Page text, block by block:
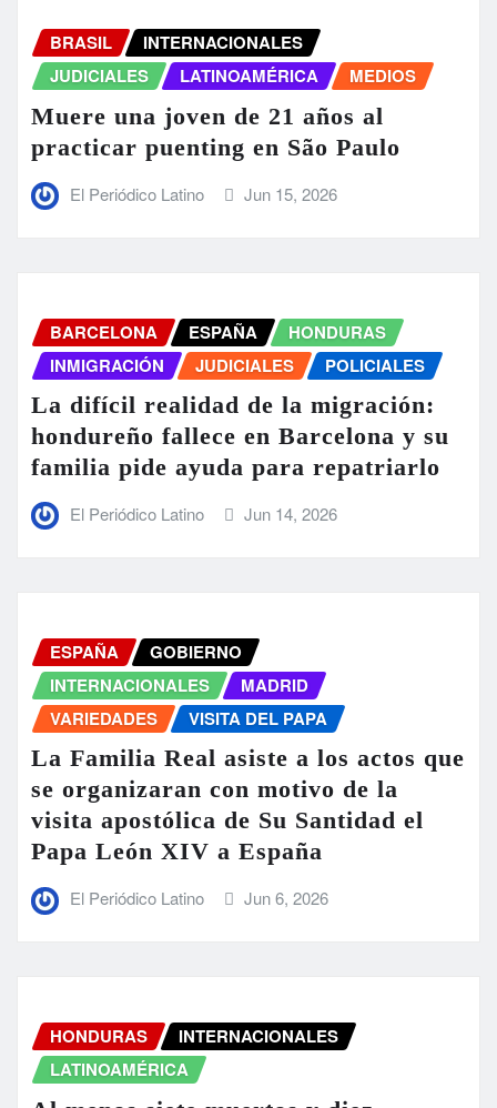
BRASIL
INTERNACIONALES
JUDICIALES
LATINOAMÉRICA MEDIOS
Muere una joven de 21 años al
practicar puenting en São Paulo
El Periódico Latino Jun 15, 2026
BARCELONA ESPAÑA
HONDURAS
INMIGRACIÓN
JUDICIALES POLICIALES
La difícil realidad de la migración:
hondureño fallece en Barcelona y su
familia pide ayuda para repatriarlo
El Periódico Latino Jun 14, 2026
ESPAÑA
GOBIERNO
INTERNACIONALES
MADRID
VARIEDADES
VISITA DEL PAPA
La Familia Real asiste a los actos que
se organizaran con motivo de la
visita apostólica de Su Santidad el
Papa León XIV a España
El Periódico Latino Jun 6, 2026
HONDURAS
INTERNACIONALES
LATINOAMÉRICA